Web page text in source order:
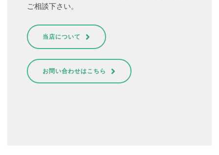
ご相談下さい。
当店について
お問い合わせはこちら